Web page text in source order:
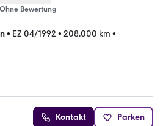
Ohne Bewertung
• EZ 04/1992 • 208.000 km •
Kontakt Parken